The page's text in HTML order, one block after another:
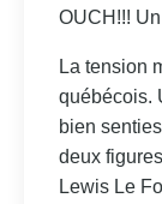
OUCH!!!
La tension
québécois.
bien
deux
Lewis Le